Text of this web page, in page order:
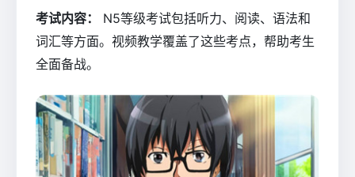
考试内容：
N5等级考试包括听力、阅读、语法和
词汇等方面。视频教学覆盖了这些考点，帮助考生
全面备战。